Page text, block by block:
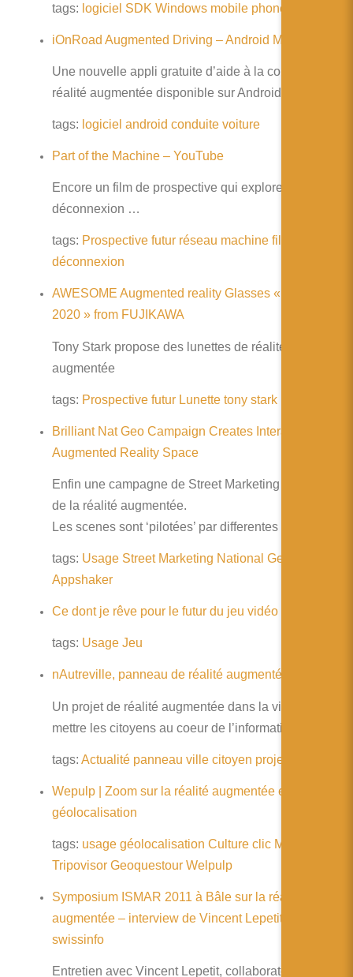
tags: logiciel SDK Windows mobile phone
iOnRoad Augmented Driving – Android Market
Une nouvelle appli gratuite d’aide à la conduite en
réalité augmentée disponible sur Android
tags: logiciel android conduite voiture
Part of the Machine – YouTube
Encore un film de prospective qui explore la
déconnexion …
tags: Prospective futur réseau machine film
déconnexion
AWESOME Augmented reality Glasses « StarkHUD
2020 » from FUJIKAWA
Tony Stark propose des lunettes de réalité
augmentée
tags: Prospective futur Lunette tony stark
Brilliant Nat Geo Campaign Creates Interactive
Augmented Reality Space
Enfin une campagne de Street Marketing utilisant
de la réalité augmentée.
Les scenes sont ‘pilotées’ par differentes cartes
tags: Usage Street Marketing National Geographic
Appshaker
Ce dont je rêve pour le futur du jeu vidéo
tags: Usage Jeu
nAutreville, panneau de réalité augmentée
Un projet de réalité augmentée dans la ville pour
mettre les citoyens au coeur de l’information.
tags: Actualité panneau ville citoyen projet
Wepulp | Zoom sur la réalité augmentée et la
géolocalisation
tags: usage géolocalisation Culture clic Metro
Tripovisor Geoquestour Welpulp
Symposium ISMAR 2011 à Bâle sur la réalité
augmentée – interview de Vincent Lepetit –
swissinfo
Entretien avec Vincent Lepetit, collaborateur